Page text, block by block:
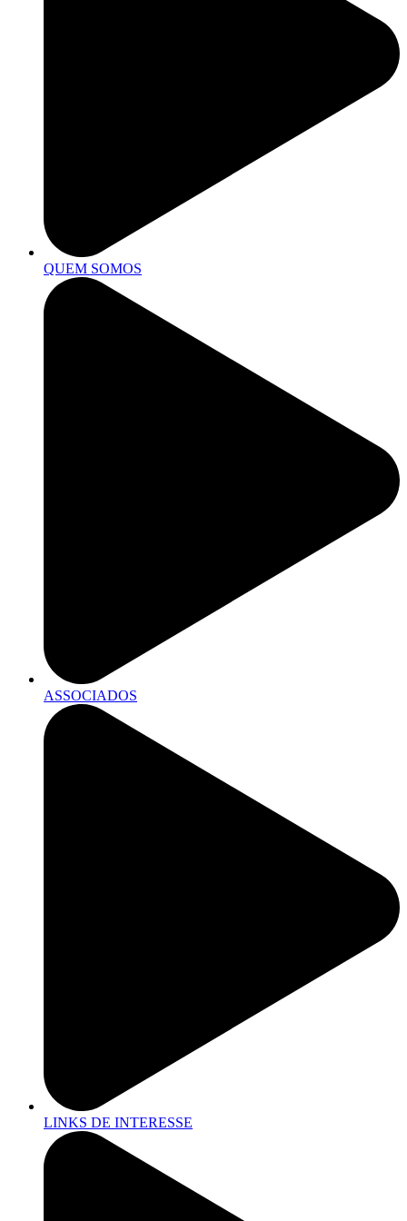
QUEM SOMOS
ASSOCIADOS
LINKS DE INTERESSE